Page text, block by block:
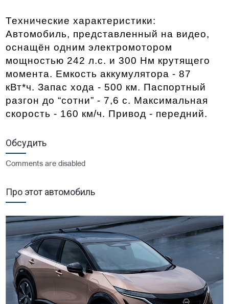
Технические характеристики:
Автомобиль, представленный на видео,
оснащён одним электромотором
мощностью 242 л.с. и 300 Нм крутящего
момента. Емкость аккумулятора - 87
кВт*ч. Запас хода - 500 км. Паспортный
разгон до “сотни” - 7,6 с. Максимальная
скорость - 160 км/ч. Привод - передний.
Обсудить
Comments are disabled
Про этот автомобиль